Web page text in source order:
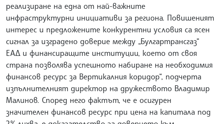
реализиране на една от най-важните
инфраструктурни инициативи за региона. Повишеният
интерес и предложените конкурентни условия са ясен
сигнал за изградено доверие между „Булгартрансгаз“
ЕАД и финансиращите институции, което от своя
страна позволява успешното набиране на необходимия
финансов ресурс за Вертикалния коридор“, подчерта
изпълнителният директор на дружеството Владимир
Малинов. Според него фактът, че е осигурен
значителен финансов ресурс при цена на капитала под